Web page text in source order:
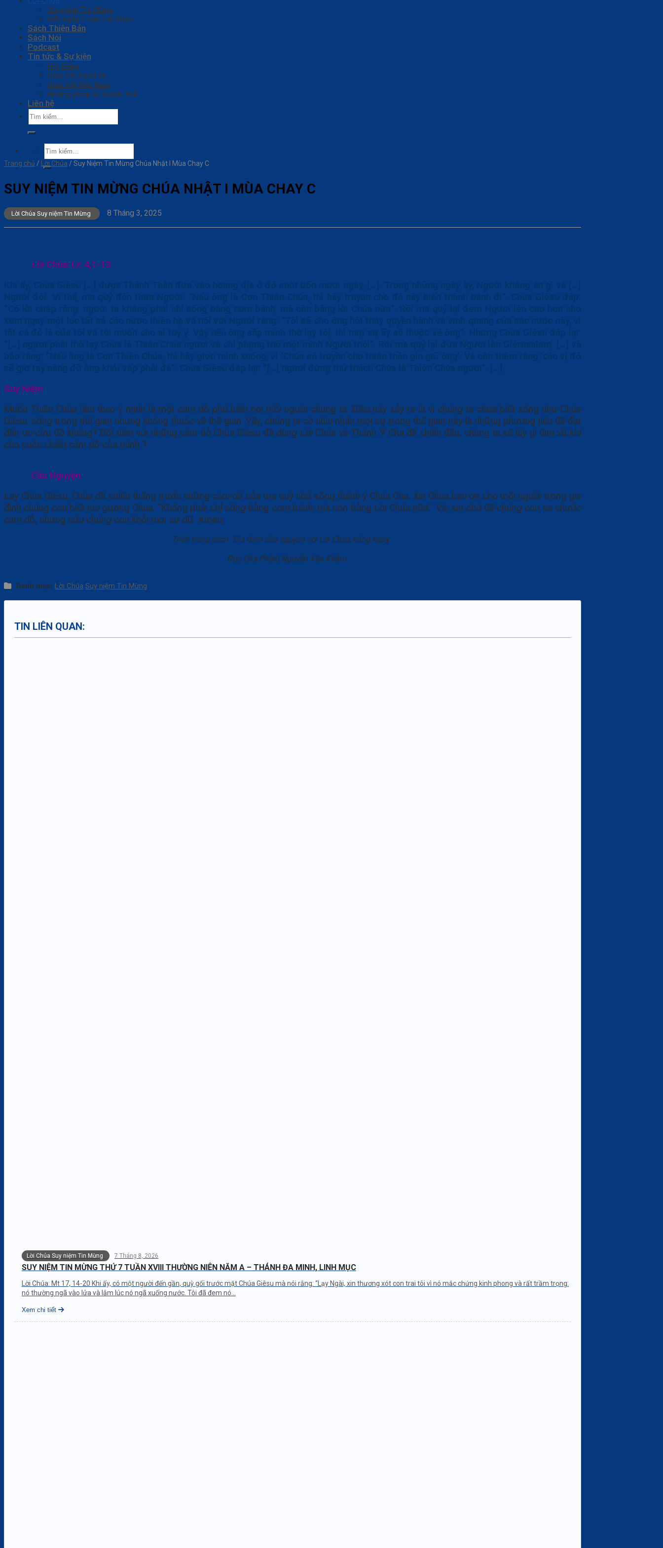
Suy niệm Tin Mừng
Mỗi ngày 1 câu Lời Chúa
Sách Thiện Bản
Sách Nói
Podcast
Tin tức & Sự kiện
Hội Dòng
Giáo hội hoàn vũ
Giáo hội Việt Nam
Những phép lạ Thánh Thể
Liên hệ
Tìm
kiếm:
Tìm
kiếm:
Trang chủ / Lời Chúa / Suy Niệm Tin Mừng Chúa Nhật I Mùa Chay C
SUY NIỆM TIN MỪNG CHÚA NHẬT I MÙA CHAY C
Lời Chúa Suy niệm Tin Mừng 8 Tháng 3, 2025
Lời Chúa: Lc 4,1-13
Khi ấy, Chúa Giêsu […] được Thánh Thần đưa vào hoang địa ở đó suốt bốn mươi ngày, […]. Trong những ngày ấy, Người không ăn gì và […]
Người đói. Vì thế, ma quỷ đến thưa Người: “Nếu ông là Con Thiên Chúa, thì hãy truyền cho đá này biến thành bánh đi”. Chúa Giêsu đáp:
“Có lời chép rằng: người ta không phải chỉ sống bằng cơm bánh, mà còn bằng lời Chúa nữa”. Rồi ma quỷ lại đem Người lên cao hơn cho
xem ngay một lúc tất cả các nước thiên hạ và nói với Người rằng: “Tôi sẽ cho ông hết thảy quyền hành và vinh quang của các nước này, vì
tất cả đó là của tôi và tôi muốn cho ai tuỳ ý. Vậy nếu ông sấp mình thờ lạy tôi, thì mọi sự ấy sẽ thuộc về ông”. Nhưng Chúa Giêsu đáp lại:
“[…] ngươi phải thờ lạy Chúa là Thiên Chúa ngươi và chỉ phụng thờ một mình Người thôi”. Rồi ma quỷ lại đưa Người lên Giêrusalem, […] và
bảo rằng: “Nếu ông là Con Thiên Chúa, thì hãy gieo mình xuống, vì ‘Chúa sẽ truyền cho thiên thần gìn giữ ông’. Và còn thêm rằng ‘các vị đó
sẽ giơ tay nâng đỡ ông khỏi vấp phải đá”. Chúa Giêsu đáp lại: “[…] ngươi đừng thử thách Chúa là Thiên Chúa ngươi”. […].
Suy Niệm
Muốn Thiên Chúa làm theo ý mình là một cám dỗ phổ biến nơi mỗi người chúng ta. Điều này xảy ra là vì chúng ta chưa biết sống như Chúa
Giêsu: sống trong thế gian nhưng không thuộc về thế gian. Vậy, chúng ta có nhìn nhận mọi sự trong thế gian này là những phương tiện để đạt
đến ơn cứu độ không? Đối diện với những cám dỗ Chúa Giêsu đã dùng Lời Chúa và Thánh Ý Cha để chiến đấu, chúng ta sẽ lấy gì làm vũ khí
cho cuộc chiến cám dỗ của mình ?
Cầu Nguyện
Lạy Chúa Giêsu, Chúa đã chiến thắng trước những cám dỗ của ma quỷ nhờ sống thánh ý Chúa Cha. Xin Chúa ban ơn cho mỗi người trong gia
đình chúng con biết noi gương Chúa: “Không phải chỉ sống bằng cơm bánh, mà còn bằng Lời Chúa nữa”. Và, xin chớ để chúng con sa chước
cám dỗ, nhưng cứu chúng con khỏi mọi sự dữ. Amen.
Trích trong sách “Gia đình cầu nguyện với Lời Chúa hằng ngày
Đức Cha Phêrô Nguyễn Văn Khảm
Danh mục: Lời Chúa Suy niệm Tin Mừng
TIN LIÊN QUAN:
Lời Chúa Suy niệm Tin Mừng 7 Tháng 8, 2026
SUY NIỆM TIN MỪNG THỨ 7 TUẦN XVIII THƯỜNG NIÊN NĂM A – THÁNH ĐA MINH, LINH MỤC
Lời Chúa: Mt 17, 14-20 Khi ấy, có một người đến gần, quỳ gối trước mặt Chúa Giêsu mà nói rằng: “Lạy Ngài, xin thương xót con trai tôi vì nó mắc chứng kinh phong và rất trầm trọng:
nó thường ngã vào lửa và lắm lúc nó ngã xuống nước. Tôi đã đem nó...
Xem chi tiết